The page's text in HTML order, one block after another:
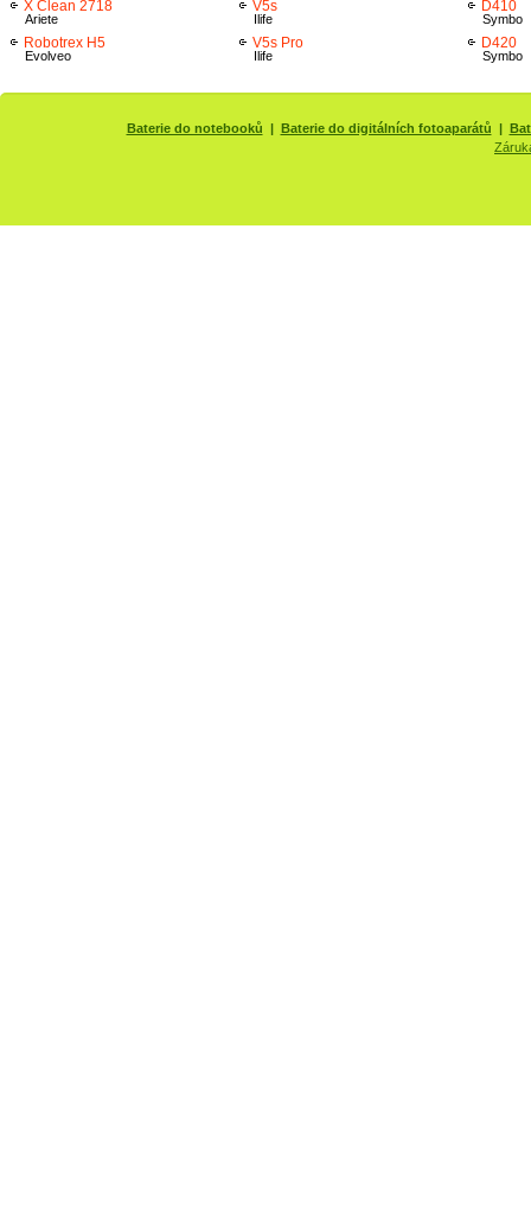
X Clean 2718
Ariete
Robotrex H5
Evolveo
V5s
Ilife
V5s Pro
Ilife
D410
Symbo
D420
Symbo
Baterie do notebooků | Baterie do digitálních fotoaparátů |